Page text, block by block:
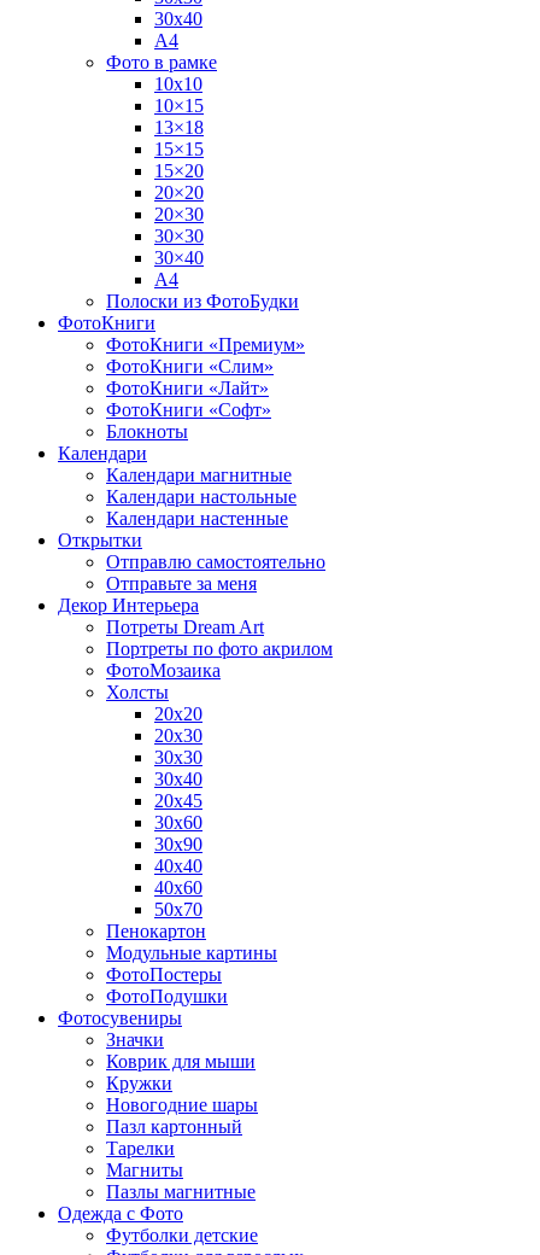
30х40
А4
Фото в рамке
10х10
10×15
13×18
15×15
15×20
20×20
20×30
30×30
30×40
A4
Полоски из ФотоБудки
ФотоКниги
ФотоКниги «Премиум»
ФотоКниги «Слим»
ФотоКниги «Лайт»
ФотоКниги «Софт»
Блокноты
Календари
Календари магнитные
Календари настольные
Календари настенные
Открытки
Отправлю самостоятельно
Отправьте за меня
Декор Интерьера
Потреты Dream Art
Портреты по фото акрилом
ФотоМозаика
Холсты
20х20
20х30
30х30
30х40
20х45
30х60
30х90
40х40
40х60
50х70
Пенокартон
Модульные картины
ФотоПостеры
ФотоПодушки
Фотоcувениры
Значки
Коврик для мыши
Кружки
Новогодние шары
Пазл картонный
Тарелки
Магниты
Пазлы магнитные
Одежда с Фото
Футболки детские